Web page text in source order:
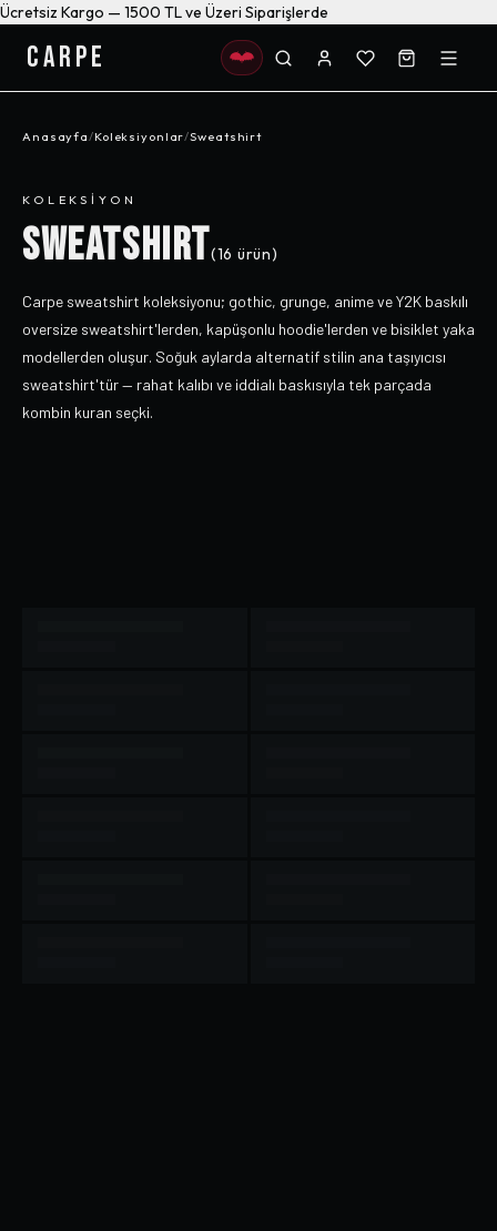
Ücretsiz Kargo — 1500 TL ve Üzeri Siparişlerde
CARPE
Anasayfa/Koleksiyonlar/Sweatshirt
KOLEKSIYON
SWEATSHIRT(16 ürün)
Carpe sweatshirt koleksiyonu; gothic, grunge, anime ve Y2K baskılı
oversize sweatshirt'lerden, kapüşonlu hoodie'lerden ve bisiklet yaka
modellerden oluşur. Soğuk aylarda alternatif stilin ana taşıyıcısı
sweatshirt'tür — rahat kalıbı ve iddialı baskısıyla tek parçada
kombin kuran seçki.